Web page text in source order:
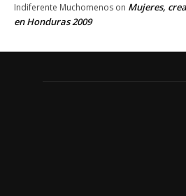
Indiferente Muchomenos on Mujeres,
en Honduras 2009